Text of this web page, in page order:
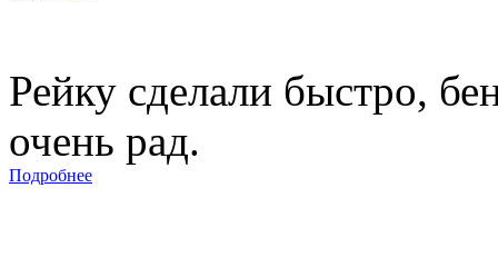
Рейку сделали быстро,
очень рад.
Подробнее